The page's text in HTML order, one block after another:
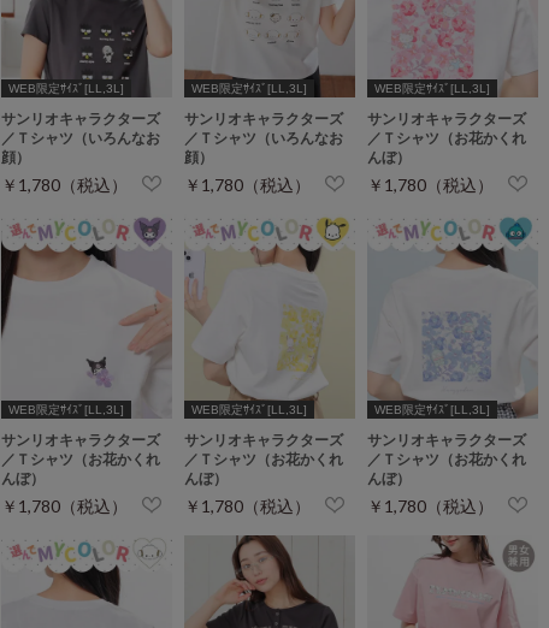
WEB限定ｻｲｽﾞ[LL,3L]
サンリオキャラクターズ
／Ｔシャツ（いろんなお
顔）
￥1,780（税込）
WEB限定ｻｲｽﾞ[LL,3L]
サンリオキャラクターズ
／Ｔシャツ（いろんなお
顔）
￥1,780（税込）
WEB限定ｻｲｽﾞ[LL,3L]
サンリオキャラクターズ
／Ｔシャツ（お花かくれ
んぼ）
￥1,780（税込）
WEB限定ｻｲｽﾞ[LL,3L]
サンリオキャラクターズ
／Ｔシャツ（お花かくれ
んぼ）
￥1,780（税込）
WEB限定ｻｲｽﾞ[LL,3L]
サンリオキャラクターズ
／Ｔシャツ（お花かくれ
んぼ）
￥1,780（税込）
WEB限定ｻｲｽﾞ[LL,3L]
サンリオキャラクターズ
／Ｔシャツ（お花かくれ
んぼ）
￥1,780（税込）